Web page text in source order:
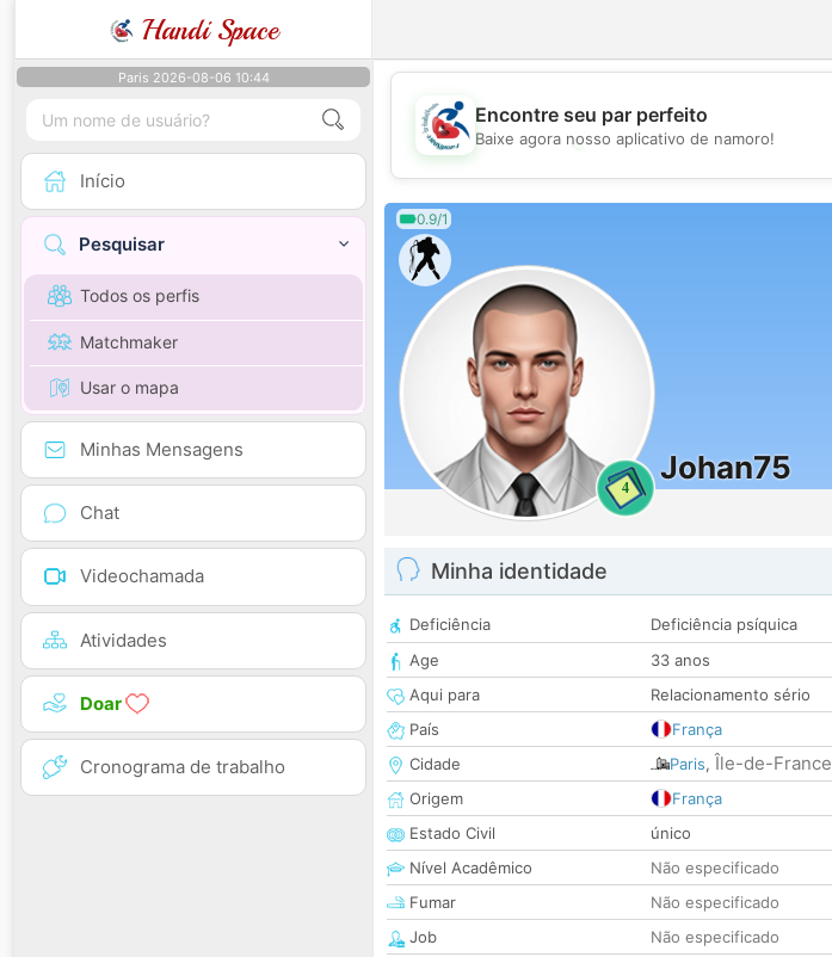
Handi Space
Paris 2026-08-06 10:44
Início
Pesquisar
Todos os perfis
Matchmaker
Usar o mapa
Minhas Mensagens
Chat
Videochamada
Atividades
Doar
Cronograma de trabalho
💖
Encontre seu par perfeito
Baixe agora nosso aplicativo de namoro!
0.9/1
4
Johan75
Minha identidade
Deficiência
Deficiência psíquica
Age
33 anos
Aqui para
Relacionamento sério
País
França
Cidade
Paris, Île-de-France
Origem
França
Estado Civil
único
Nível Acadêmico
Não especificado
Fumar
Não especificado
Job
Não especificado